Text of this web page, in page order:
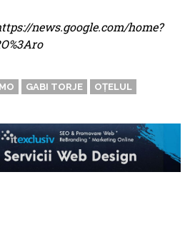
news.google.com/home?
GABI TORJE OȚELUL